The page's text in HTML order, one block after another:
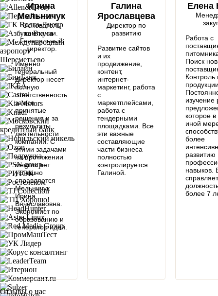
Ирина
Мельничук
Основатель
компании.
Генеральный
директор.
Именно
генеральный
директор несет
полную
ответственность
за все
принятые
решения и за
результаты
деятельности
компании. С
этими задачами
на протяжении
многих лет
успешно
справляется
Мельничук
Ирина
Вячеславовна.
Экономист по
образованию и
генератор идей.
Галина
Ярославцева
Директор по
развитию
Развитие сайтов
и их
продвижение,
контент,
интернет-
маркетинг, работа
с
маркетплейсами,
работа с
тендерными
площадками. Все
эти важные
составляющие
части бизнеса
полностью
контролируется
Галиной.
Елена
Работа с
Поиск
Контроль
изучение
которое
иной
более
развитию
навыков.
более 7
Отзывы о нас